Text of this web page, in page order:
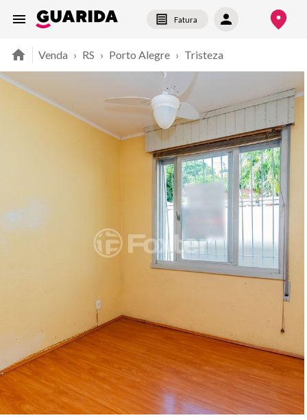
Fatura
Venda › RS › Porto Alegre › Tristeza